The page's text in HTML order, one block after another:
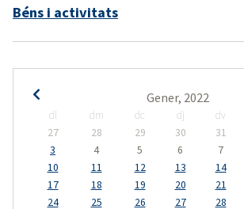
Béns i activitats
Gener, 2022
dl dm dc dj dv
27
28 29 30 31
3
4 5 6 7
10
11 12 13 14
17
18 19 20 21
24
25 26 27 28